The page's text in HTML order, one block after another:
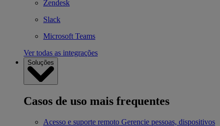
Zendesk
Slack
Microsoft Teams
Ver todas as integrações
Soluções
Casos de uso mais frequentes
Acesso e suporte remoto Gerencie pessoas, dispositivos